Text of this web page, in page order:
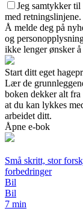
Jeg samtykker
med retningslinjene.
Å melde deg på
og
ikke lenger ønsker å
Start ditt eget
Lær de
boken dekker alt
at du kan lykkes
arbeidet ditt.
Åpne e-bok
Små skritt, stor
forbedringer
Bil
Bil
7 min